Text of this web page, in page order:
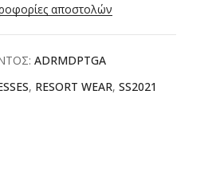
αποστολών
ADRMDPTGA
, RESORT WEAR, SS2021